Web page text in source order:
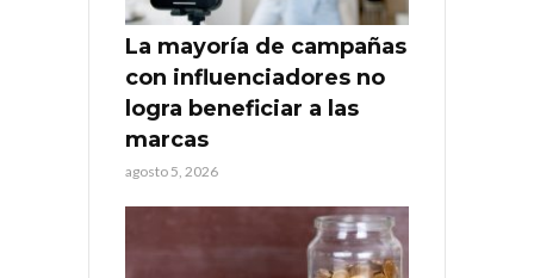
La mayoría de campañas
con influenciadores no
logra beneficiar a las
marcas
agosto 5, 2026